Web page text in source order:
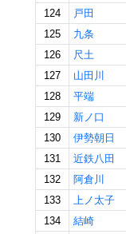
124
戸田
125
九条
126
尺土
127
山田川
128
平端
129
新ノ口
130
伊勢朝日
131
近鉄八田
132
阿倉川
133
上ノ太子
134
結崎